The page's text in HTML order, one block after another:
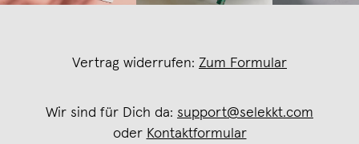
Vertrag widerrufen: Zum Formular
Wir sind für Dich da: support@selekkt.com
oder Kontaktformular